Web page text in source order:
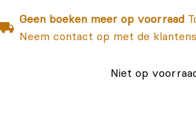
Geen boeken meer op voorraad
Neem contact op met de
Niet op